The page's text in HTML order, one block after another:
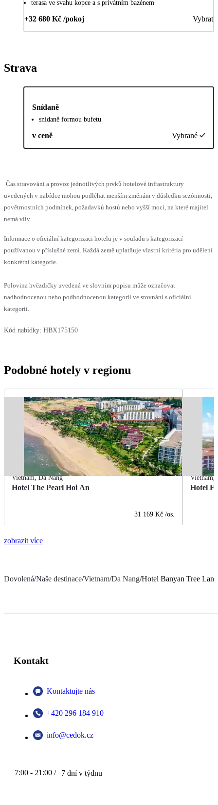
terasa ve svahu kopce a s privátním bazénem
+32 680 Kč /pokoj Vybrat
Strava
Snídaně
snídaně formou bufetu
v ceně Vybrané
Čas stravování a provoz jednotlivých prvků hotelové infrastruktury
uvedených v nabídce mohou podléhat menším změnám v důsledku sezónnosti,
povětrnostních podmínek, požadavků hostů nebo vyšší moci, na které majitel
nemá vliv.
Informace o oficiální kategorizaci hotelu je v souladu s kategorizací
používanou v příslušné zemi. Každá země uplatňuje vlastní kritéria pro udělení
konkrétní kategorie.
Polovina hvězdičky uvedená ve slovním popisu může označovat
nadhodnocenou nebo podhodnocenou kategorii ve srovnání s oficiální
kategorií.
Kód nabídky: HBX175150
Podobné hotely v regionu
Vietnam,Da Nang
Hotel The Pearl Hoi An
31 169 Kč /os.
Vietnam,
Hotel
zobrazit více
Dovolená/Naše destinace/Vietnam/Da Nang/Hotel Banyan Tree
Kontakt
Kontaktujte nás
+420 296 184 910
info@cedok.cz
7:00 - 21:00 / 7 dní v týdnu